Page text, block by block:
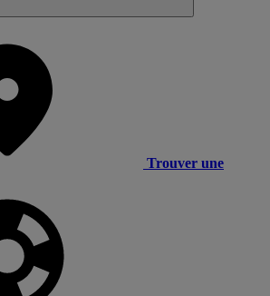
Trouver une